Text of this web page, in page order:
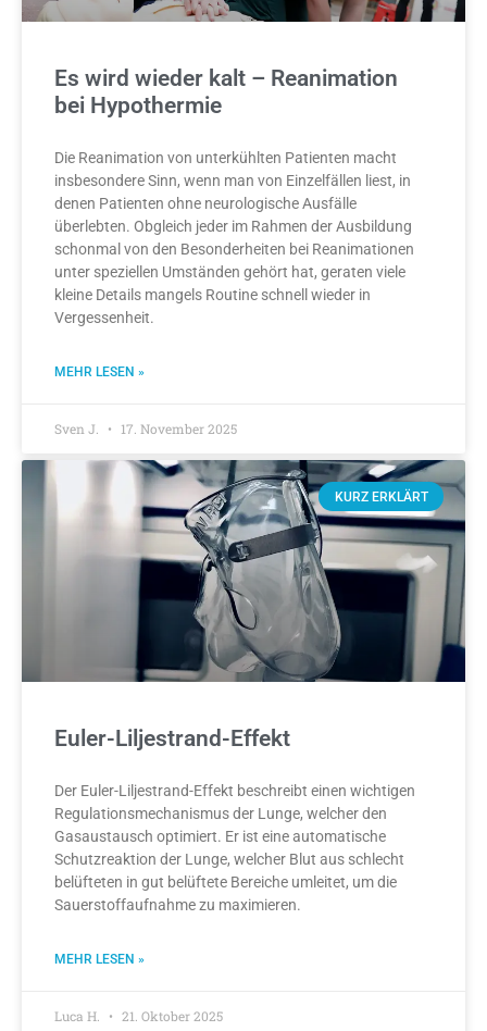
Es wird wieder kalt – Reanimation
bei Hypothermie
Die Reanimation von unterkühlten Patienten macht
insbesondere Sinn, wenn man von Einzelfällen liest, in
denen Patienten ohne neurologische Ausfälle
überlebten. Obgleich jeder im Rahmen der Ausbildung
schonmal von den Besonderheiten bei Reanimationen
unter speziellen Umständen gehört hat, geraten viele
kleine Details mangels Routine schnell wieder in
Vergessenheit.
MEHR LESEN »
Sven J. 17. November 2025
KURZ ERKLÄRT
Euler-Liljestrand-Effekt
Der Euler-Liljestrand-Effekt beschreibt einen wichtigen
Regulationsmechanismus der Lunge, welcher den
Gasaustausch optimiert. Er ist eine automatische
Schutzreaktion der Lunge, welcher Blut aus schlecht
belüfteten in gut belüftete Bereiche umleitet, um die
Sauerstoffaufnahme zu maximieren.
MEHR LESEN »
Luca H. 21. Oktober 2025